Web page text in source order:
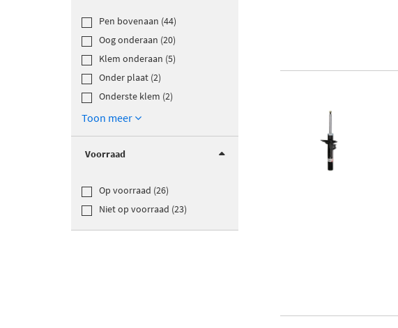
Pen bovenaan (44)
Oog onderaan (20)
Klem onderaan (5)
Onder plaat (2)
Onderste klem (2)
Toon meer
Voorraad
Op voorraad (26)
Niet op voorraad (23)